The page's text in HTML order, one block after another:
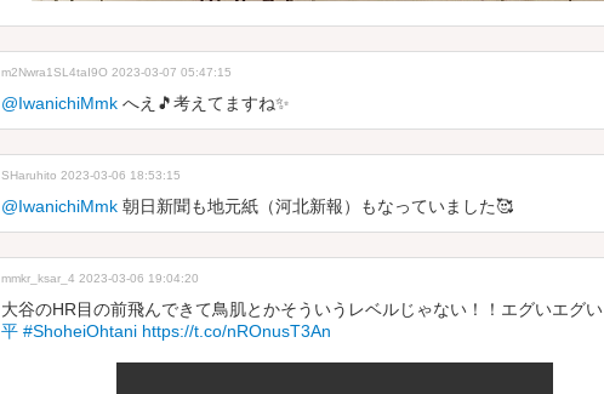
m2Nwra1SL4taI9O 2023-03-07 05:47:15
@IwanichiMmk へえ🎵考えてますね✨
SHaruhito 2023-03-06 18:53:15
@IwanichiMmk 朝日新聞も地元紙（河北新報）もなっていました🥰
mmkr_ksar_4 2023-03-06 19:04:20
大谷のHR目の前飛んできて鳥肌とかそういうレベルじゃない！！エグいエグい
平 #ShoheiOhtani https://t.co/nROnusT3An